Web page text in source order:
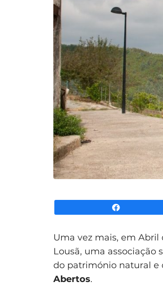
Uma vez mais, em Abril
Lousã, uma associação
do património natural e
Abertos.